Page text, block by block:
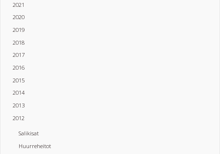
2021
2020
2019
2018
2017
2016
2015
2014
2013
2012
Salikisat
Huurreheitot